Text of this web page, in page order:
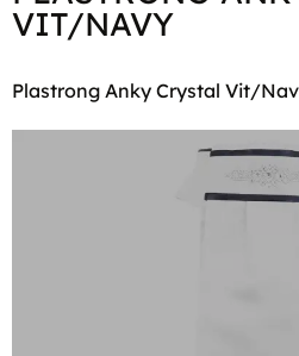
VIT/NAVY
Plastrong Anky Crystal Vit/